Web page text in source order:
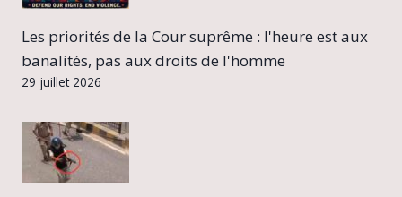
Les priorités de la Cour suprême : l'heure est aux
banalités, pas aux droits de l'homme
29 juillet 2026